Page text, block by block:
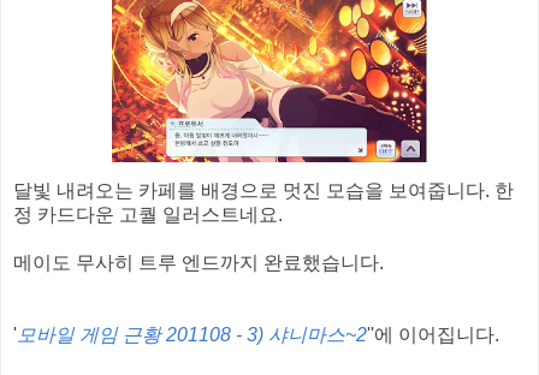
달빛 내려오는 카페를 배경으로 멋진 모습을 보여줍니다. 한
정 카드다운 고퀄 일러스트네요.
메이도 무사히 트루 엔드까지 완료했습니다.
' 모바일 게임 근황 201108 - 3) 샤니마스~2''에 이어집니다.